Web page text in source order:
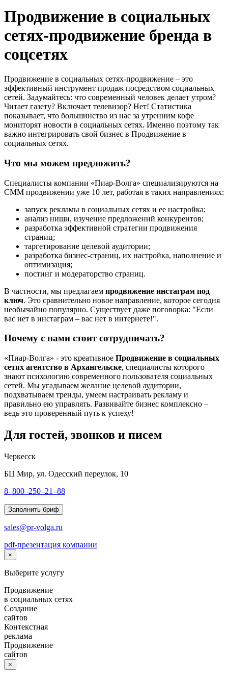
Продвижение в социальных
сетях-продвижение бренда в
соцсетях
Продвижение в социальных сетях-продвижение – это
эффективный инструмент продаж посредством социальных
сетей. Задумайтесь: что современный человек делает утром?
Читает газету? Включает телевизор? Нет! Статистика
показывает, что большинство из нас за утренним кофе
мониторят новости в социальных сетях. Именно поэтому так
важно интегрировать свой бизнес в Продвижение в
социальных сетях.
Что мы можем предложить?
Специалисты компании «Пиар-Волга» специализируются на
СММ продвижении уже 10 лет, работая в таких направлениях:
запуск рекламы в социальных сетях и ее настройка;
анализ ниши, изучение предложений конкурентов;
разработка эффективной стратегии продвижения
страниц;
таргетирование целевой аудитории;
разработка бизнес-страниц, их настройка, наполнение и
оптимизация;
постинг и модераторство страниц.
В частности, мы предлагаем продвижение инстаграм под
ключ. Это сравнительно новое направление, которое сегодня
необычайно популярно. Существует даже поговорка: "Если
вас нет в инстаграм – вас нет в интернете!".
Почему с нами стоит сотрудничать?
«Пиар-Волга» - это креативное Продвижение в социальных
сетях агентство в Архангельске, специалисты которого
знают психологию современного пользователя социальных
сетей. Мы угадываем желание целевой аудитории,
подхватываем тренды, умеем настраивать рекламу и
правильно ею управлять. Развивайте бизнес комплексно –
ведь это проверенный путь к успеху!
Для гостей, звонков и писем
Черкесск
БЦ Мир, ул. Одесский переулок, 10
8–800–250–21–88
Заполнить бриф
sales@pr-volga.ru
pdf-презентация компании
×
Выберите услугу
Продвижение
в социальных сетях
Создание
сайтов
Контекстная
реклама
Продвижение
сайтов
×